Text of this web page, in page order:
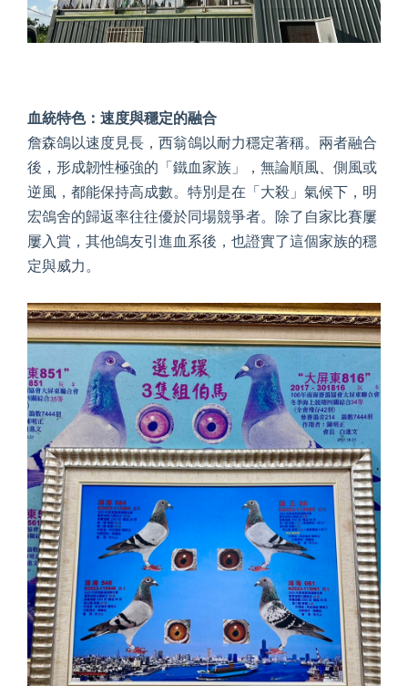
血統特色：速度與穩定的融合
詹森鴿以速度見長，西翁鴿以耐力穩定著稱。兩者融合
後，形成韌性極強的「鐵血家族」，無論順風、側風或
逆風，都能保持高成數。特別是在「大殺」氣候下，明
宏鴿舍的歸返率往往優於同場競爭者。除了自家比賽屢
屢入賞，其他鴿友引進血系後，也證實了這個家族的穩
定與威力。